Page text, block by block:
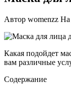
Автор womenzz На
Какая подойдет
вам различные
Содержание